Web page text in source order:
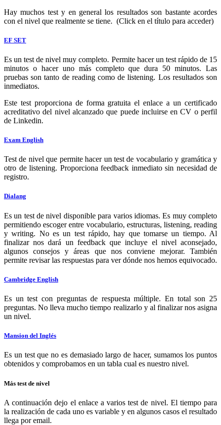
Hay muchos test y en general los resultados son bastante acordes
con el nivel que realmente se tiene. (Click en el título para acceder)
EF SET
Es un test de nivel muy completo. Permite hacer un test rápido de 15
minutos o hacer uno más completo que dura 50 minutos. Las
pruebas son tanto de reading como de listening. Los resultados son
inmediatos.
Este test proporciona de forma gratuita el enlace a un certificado
acreditativo del nivel alcanzado que puede incluirse en CV o perfil
de Linkedin.
Exam English
Test de nivel que permite hacer un test de vocabulario y gramática y
otro de listening. Proporciona feedback inmediato sin necesidad de
registro.
Dialang
Es un test de nivel disponible para varios idiomas. Es muy completo
permitiendo escoger entre vocabulario, estructuras, listening, reading
y writing. No es un test rápido, hay que tomarse un tiempo. Al
finalizar nos dará un feedback que incluye el nivel aconsejado,
algunos consejos y áreas que nos conviene mejorar. También
permite revisar las respuestas para ver dónde nos hemos equivocado.
Cambridge English
Es un test con preguntas de respuesta múltiple. En total son 25
preguntas. No lleva mucho tiempo realizarlo y al finalizar nos asigna
un nivel.
Mansion del Inglés
Es un test que no es demasiado largo de hacer, sumamos los puntos
obtenidos y comprobamos en un tabla cual es nuestro nivel.
Más test de nivel
A continuación dejo el enlace a varios test de nivel. El tiempo para
la realización de cada uno es variable y en algunos casos el resultado
llega por email.